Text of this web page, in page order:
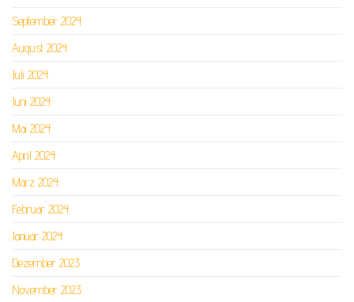
September 2024
August 2024
Juli 2024
Juni 2024
Mai 2024
April 2024
März 2024
Februar 2024
Januar 2024
Dezember 2023
November 2023